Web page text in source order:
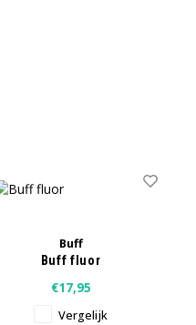
Buff
Buff fluor
€17,95
Vergelijk